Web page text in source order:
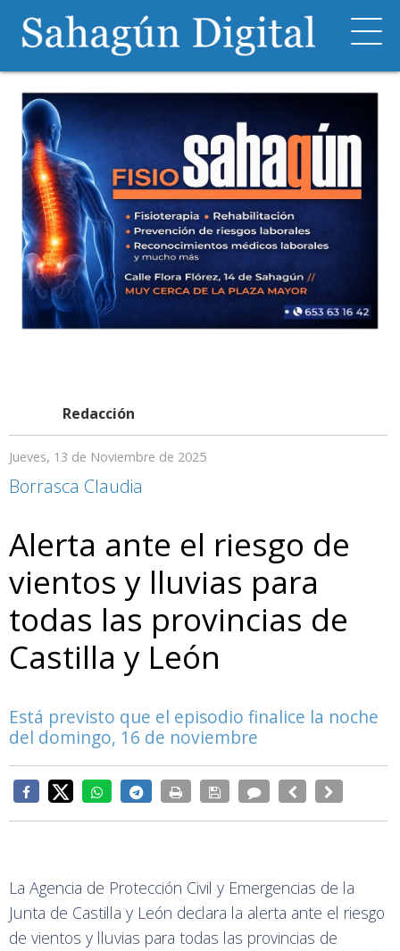
Redacción
Jueves, 13 de Noviembre de 2025
Borrasca Claudia
Alerta ante el riesgo de
vientos y lluvias para
todas las provincias de
Castilla y León
Está previsto que el episodio finalice la noche
del domingo, 16 de noviembre
La Agencia de Protección Civil y Emergencias de la
Junta de Castilla y León declara la alerta ante el riesgo
de vientos y lluvias para todas las provincias de